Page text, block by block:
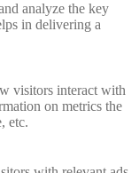
analyze the key
in delivering a
visitors interact with
on metrics the
etc.